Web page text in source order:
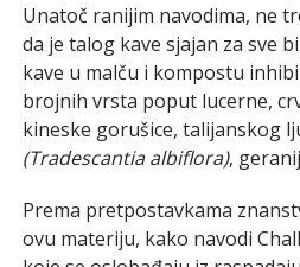
Unatoč ranijim navodima, ne
da je talog kave sjajan za sve
kave u malču i kompostu
brojnih vrsta poput lucerne,
kineske gorušice, talijanskog
(Tradescantia albiflora),
Prema pretpostavkama
ovu materiju, kako navodi